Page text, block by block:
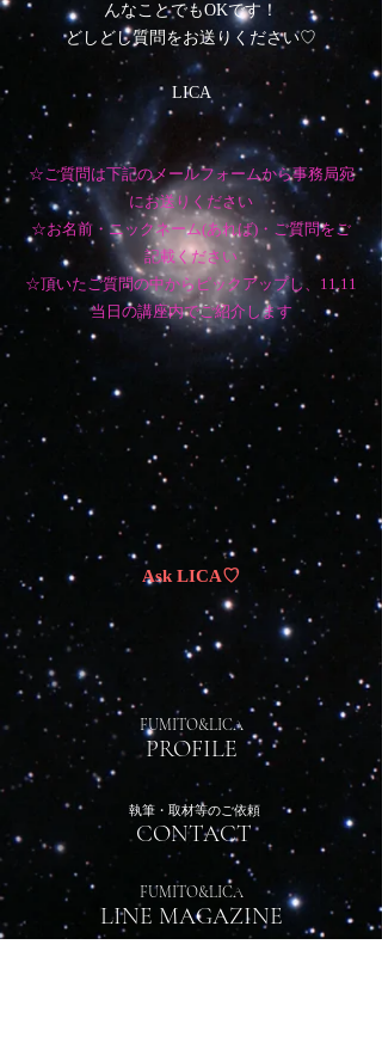
んなことでもOKです！
​どしどし質問をお送りください♡
​LICA
☆ご質問は下記のメールフォームから事務局宛
にお送りください
​☆お名前・ニックネーム(あれば)・ご質問をご
記載ください
☆頂いたご質問の中からピックアップし、11.11
当日の講座内でご紹介します
Ask LICA♡
FUMITO&LICA
​PROFILE
執筆・取材等のご依頼
​CONTACT
FUMITO&LICA
​LINE MAGAZINE